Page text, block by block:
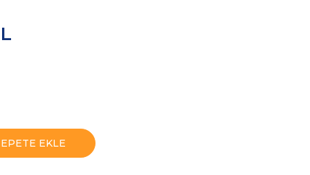
EKLE